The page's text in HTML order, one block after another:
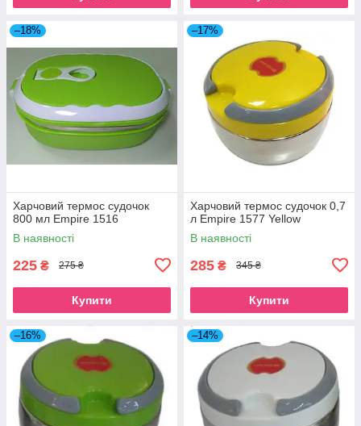
–18%
Харчовий термос судочок
800 мл Empire 1516
В наявності
225 ₴ 275 ₴
Купити
–17%
Харчовий термос судочок 0,7
л Empire 1577 Yellow
В наявності
285 ₴ 345 ₴
Купити
–16% –14%